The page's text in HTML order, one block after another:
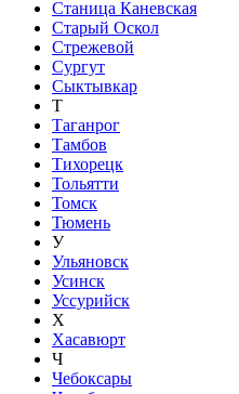
Станица Каневская
Старый Оскол
Стрежевой
Сургут
Сыктывкар
Т
Таганрог
Тамбов
Тихорецк
Тольятти
Томск
Тюмень
У
Ульяновск
Усинск
Уссурийск
Х
Хасавюрт
Ч
Чебоксары